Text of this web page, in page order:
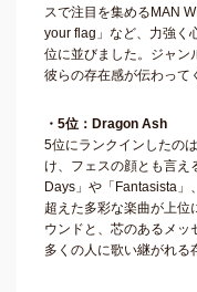
スで注目を集めるMAN
your flag」など、力強く
位に並びました。ジャン
彼らの存在感が伝わって
・5位：Dragon Ash
5位にランクインしたの
け、フェスの顔とも言え
Days」や「Fantasista」
超えた多彩な楽曲が上位
ウンドと、芯のあるメッ
多くの人に歌い継がれる